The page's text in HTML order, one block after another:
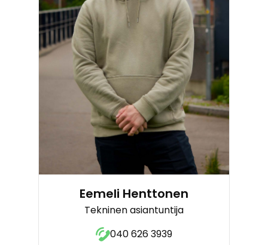
Eemeli Henttonen
Tekninen asiantuntija
040 626 3939